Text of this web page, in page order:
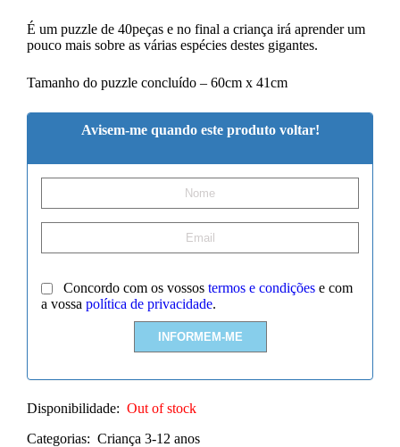
É um puzzle de 40peças e no final a criança irá aprender um
pouco mais sobre as várias espécies destes gigantes.
Tamanho do puzzle concluído – 60cm x 41cm
Avisem-me quando este produto voltar!
Concordo com os vossos termos e condições e com
a vossa política de privacidade.
Disponibilidade: Out of stock
Categorias: Criança 3-12 anos